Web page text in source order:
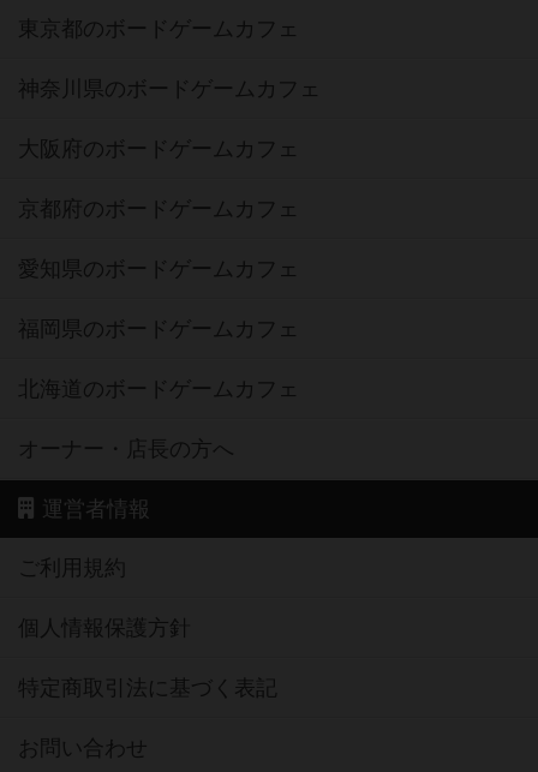
東京都のボードゲームカフェ
神奈川県のボードゲームカフェ
大阪府のボードゲームカフェ
京都府のボードゲームカフェ
愛知県のボードゲームカフェ
福岡県のボードゲームカフェ
北海道のボードゲームカフェ
オーナー・店長の方へ
運営者情報
ご利用規約
個人情報保護方針
特定商取引法に基づく表記
お問い合わせ